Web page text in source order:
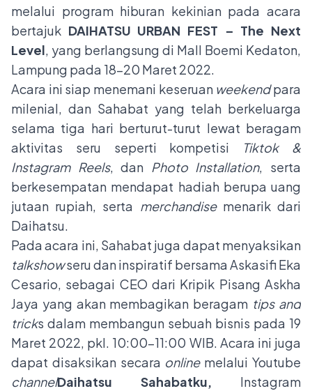
melalui program hiburan kekinian pada acara
bertajuk DAIHATSU URBAN FEST – The Next
Level, yang berlangsung di Mall Boemi Kedaton,
Lampung pada 18–20 Maret 2022.
Acara ini siap menemani keseruan weekendpara
milenial, dan Sahabat yang telah berkeluarga
selama tiga hari berturut-turut lewat beragam
aktivitas seru seperti kompetisi
Tiktok &
Instagram Reels, dan Photo Installation, serta
berkesempatan mendapat hadiah berupa uang
jutaan rupiah, serta merchandisemenarik dari
Daihatsu.
Pada acara ini, Sahabat juga dapat menyaksikan
talkshowseru dan inspiratif bersama Askasifi Eka
Cesario, sebagai CEO dari Kripik Pisang Askha
Jaya yang akan membagikan beragam tips and
tricks dalam membangun sebuah bisnis pada 19
Maret 2022, pkl. 10:00–11:00 WIB. Acara ini juga
dapat disaksikan secara onlinemelalui Youtube
channelDaihatsu Sahabatku, Instagram